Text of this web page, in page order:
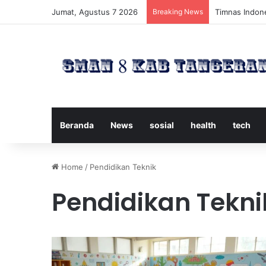
Jumat, Agustus 7 2026 Breaking News Timnas
Beranda News sosial health tech
Home / Pendidikan Teknik
Pendidikan